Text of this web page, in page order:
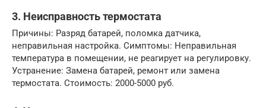
3. Неисправность термостата
Причины: Разряд батарей, поломка датчика,
неправильная настройка. Симптомы: Неправильная
температура в помещении, не реагирует на регулировку.
Устранение: Замена батарей, ремонт или замена
термостата. Стоимость: 2000-5000 руб.